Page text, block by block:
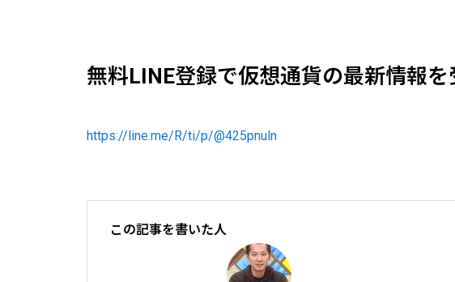
無料LINE登録で仮想通貨の最新情報
https://line.me/R/ti/p/@425pnuln
この記事を書いた人